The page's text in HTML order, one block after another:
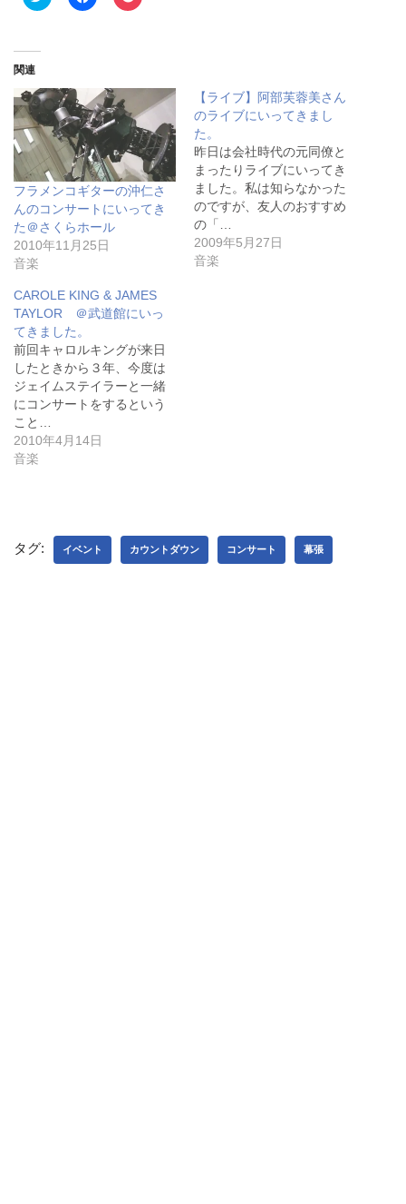
リ
i
t
e
r
で
共
有
(
新
し
い
ウ
ィ
ン
で
開
き
ま
す
)
a
で
共
有
す
る
に
は
ク
リ
ッ
ク
し
て
く
だ
(
新
し
い
ィ
ン
ド
ウ
で
開
す
リ
c
e
t
で
シ
ェ
ア
(
新
し
い
で
開
き
)
関連
フラメンコギターの沖仁さ
んのコンサートにいってき
た＠さくらホール
2010年11月25日
音楽
【ライブ】阿部芙蓉美さん
のライブにいってきまし
た。
昨日は会社時代の元同僚と
まったりライブにいってき
ました。私は知らなかった
のですが、友人のおすすめ
の「…
2009年5月27日
音楽
CAROLE KING & JAMES
TAYLOR ＠武道館にいっ
てきました。
前回キャロルキングが来日
したときから３年、今度は
ジェイムステイラーと一緒
にコンサートをするという
こと…
2010年4月14日
音楽
タグ: イベント カウントダウン コンサート 幕張